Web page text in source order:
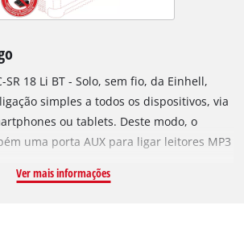
18 Li BT - Solo, sem fio, da Einhell,
simples a todos os dispositivos, via
ou tablets. Deste modo, o
uma porta AUX para ligar leitores MP3
O painel de controlo intuitivo permite
Ver mais informações